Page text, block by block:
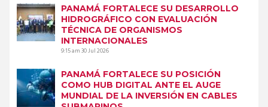
PANAMÁ FORTALECE SU DESARROLLO
HIDROGRÁFICO CON EVALUACIÓN
TÉCNICA DE ORGANISMOS
INTERNACIONALES
9:15 am30 Jul 2026
PANAMÁ FORTALECE SU POSICIÓN
COMO HUB DIGITAL ANTE EL AUGE
MUNDIAL DE LA INVERSIÓN EN CABLES